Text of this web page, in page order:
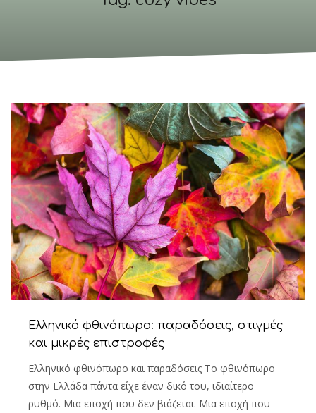
Ελληνικό φθινόπωρο: παραδόσεις, στιγμές
και μικρές επιστροφές
Ελληνικό φθινόπωρο και παραδόσεις Το φθινόπωρο
στην Ελλάδα πάντα είχε έναν δικό του, ιδιαίτερο
ρυθμό. Μια εποχή που δεν βιάζεται. Μια εποχή που